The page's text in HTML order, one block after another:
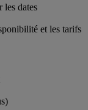
les dates
et les tarifs